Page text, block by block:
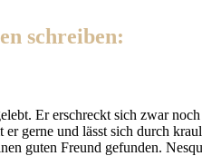
schreiben:
Er erschreckt sich zwar
gerne und lässt sich durch
guten Freund gefunden.